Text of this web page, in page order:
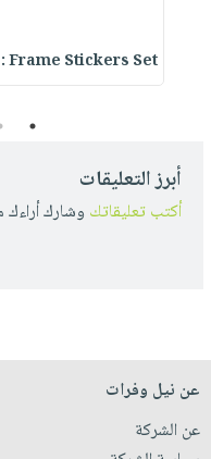
Frame Stickers Set : م
1
أبرز التعليقات
أكتب تعليقاتك وشارك أراءك
عن نيل وفرات
عن الشركة